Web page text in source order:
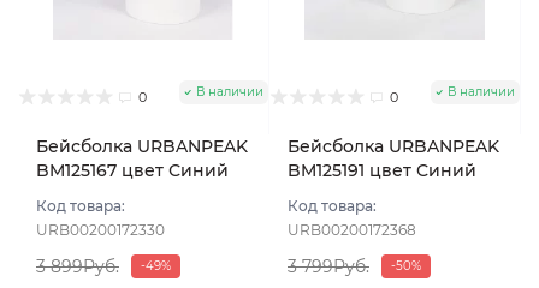
0 В наличии
Бейсболка URBANPEAK
BM125167 цвет Синий
Код товара:
URB00200172330
3 899Руб. -49%
0 В наличии
Бейсболка URBANPEAK
BM125191 цвет Синий
Код товара:
URB00200172368
3 799Руб. -50%